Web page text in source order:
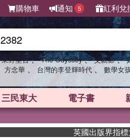
購物車 通知 5 紅利兌
東野圭吾 、 The Odyssey 、 父親節 、
方念華 、 台灣的李登輝時代 、 數學女
三民東大 電子書
英國出版界指標